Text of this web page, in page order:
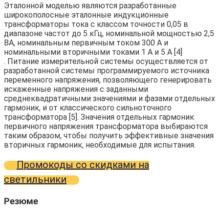
Эталонной моделью являются разработанные
широкополосные эталонные индукционные
трансформаторы тока с классом точности 0,05 в
диапазоне частот до 5 кГц, номинальной мощностью 2,5
ВА, номинальным первичным током 300 А и
номинальными вторичными токами 1 А и 5 А [4]
. Питание измерительной системы осуществляется от
разработанной системы программируемого источника
переменного напряжения, позволяющего генерировать
искаженные напряжения с заданными
среднеквадратичными значениями и фазами отдельных
гармоник, и от классического сильноточного
трансформатора [5]. Значения отдельных гармоник
первичного напряжения трансформатора выбираются
таким образом, чтобы получить эффективные значения
вторичных гармоник, необходимые для испытания.
Промокоды со скидками на
светильники
Резюме